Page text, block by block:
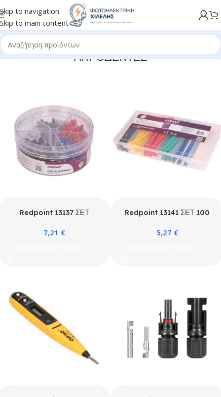
Skip to navigation
Skip to main content
ΑΚΡΟΔΕΚΤΕΣ
Redpoint 13137 ΣΕΤ
ΤΕΜΑΧΙΑ ORNO
7,21 €
Redpoint 13141 ΣΕΤ 100
ΘΕΡΜΟΣΥΣΤΕΛΛΟΜΕΝΑ
5,27 €